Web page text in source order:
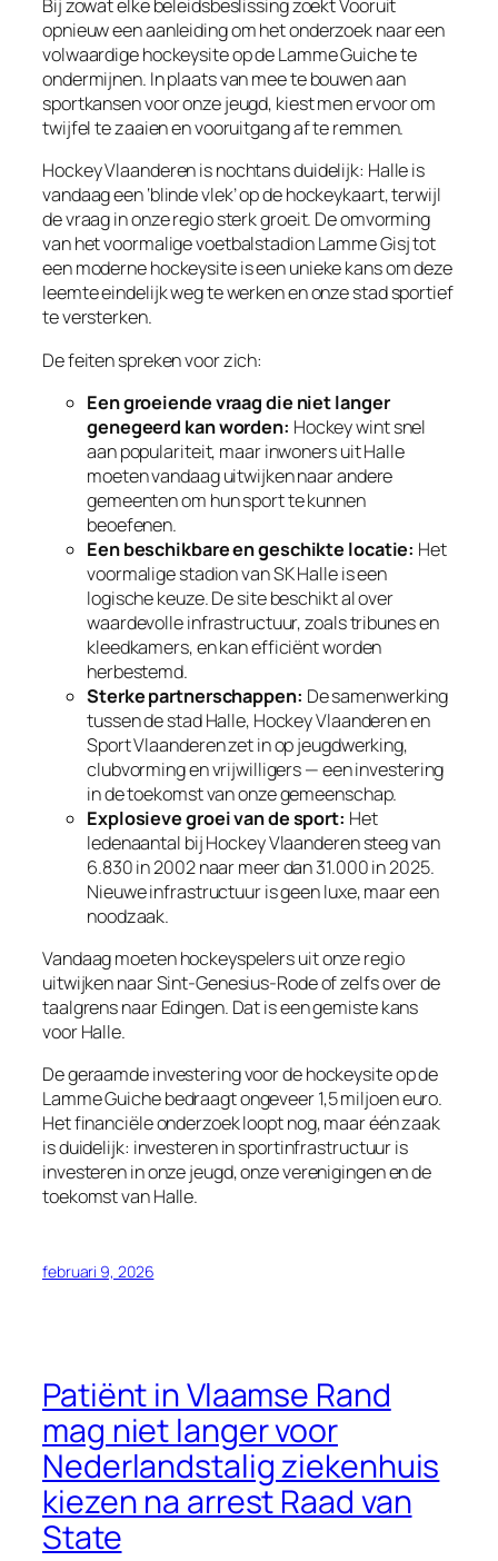
Bij zowat elke beleidsbeslissing zoekt Vooruit
opnieuw een aanleiding om het onderzoek naar een
volwaardige hockeysite op de Lamme Guiche te
ondermijnen. In plaats van mee te bouwen aan
sportkansen voor onze jeugd, kiest men ervoor om
twijfel te zaaien en vooruitgang af te remmen.
Hockey Vlaanderen is nochtans duidelijk: Halle is
vandaag een ‘blinde vlek’ op de hockeykaart, terwijl
de vraag in onze regio sterk groeit. De omvorming
van het voormalige voetbalstadion Lamme Gisj tot
een moderne hockeysite is een unieke kans om deze
leemte eindelijk weg te werken en onze stad sportief
te versterken.
De feiten spreken voor zich:
Een groeiende vraag die niet langer
genegeerd kan worden: Hockey wint snel
aan populariteit, maar inwoners uit Halle
moeten vandaag uitwijken naar andere
gemeenten om hun sport te kunnen
beoefenen.
Een beschikbare en geschikte locatie: Het
voormalige stadion van SK Halle is een
logische keuze. De site beschikt al over
waardevolle infrastructuur, zoals tribunes en
kleedkamers, en kan efficiënt worden
herbestemd.
Sterke partnerschappen: De samenwerking
tussen de stad Halle, Hockey Vlaanderen en
Sport Vlaanderen zet in op jeugdwerking,
clubvorming en vrijwilligers — een investering
in de toekomst van onze gemeenschap.
Explosieve groei van de sport: Het
ledenaantal bij Hockey Vlaanderen steeg van
6.830 in 2002 naar meer dan 31.000 in 2025.
Nieuwe infrastructuur is geen luxe, maar een
noodzaak.
Vandaag moeten hockeyspelers uit onze regio
uitwijken naar Sint-Genesius-Rode of zelfs over de
taalgrens naar Edingen. Dat is een gemiste kans
voor Halle.
De geraamde investering voor de hockeysite op de
Lamme Guiche bedraagt ongeveer 1,5 miljoen euro.
Het financiële onderzoek loopt nog, maar één zaak
is duidelijk: investeren in sportinfrastructuur is
investeren in onze jeugd, onze verenigingen en de
toekomst van Halle.
februari 9, 2026
Patiënt in Vlaamse Rand
mag niet langer voor
Nederlandstalig ziekenhuis
kiezen na arrest Raad van
State